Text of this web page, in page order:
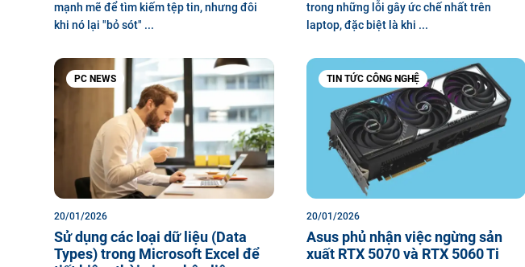
mạnh mẽ để tìm kiếm tệp tin, nhưng đôi
khi nó lại "bỏ sót" ...
trong những lỗi gây ức chế nhất trên
laptop, đặc biệt là khi ...
PC NEWS
20/01/2026
Sử dụng các loại dữ liệu (Data
Types) trong Microsoft Excel để
TIN TỨC CÔNG NGHỆ
20/01/2026
Asus phủ nhận việc ngừng sản
xuất RTX 5070 và RTX 5060 Ti